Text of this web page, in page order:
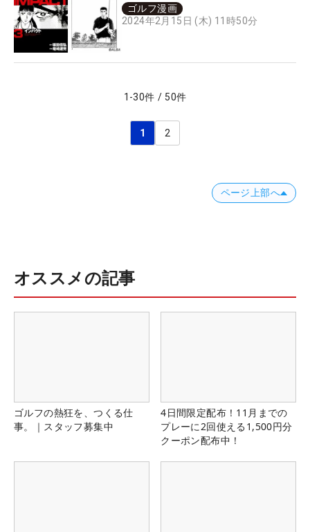
ゴルフ漫画
2024年2月15日 (木) 11時50分
1 -30件 / 50件
1 2
ページ上部へ
オススメの記事
ゴルフの熱狂を、つくる仕
事。｜スタッフ募集中
4日間限定配布！11月までの
プレーに2回使える1,500円分
クーポン配布中！